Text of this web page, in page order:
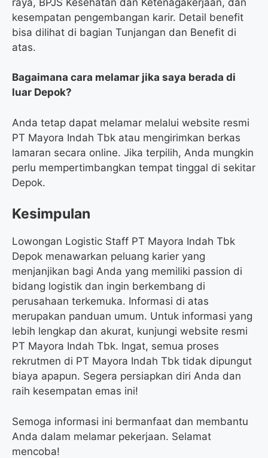
kesempatan pengembangan karir. Detail benefit
bisa dilihat di bagian Tunjangan dan Benefit di
atas.
Bagaimana cara melamar jika saya berada di
luar Depok?
Anda tetap dapat melamar melalui website resmi
PT Mayora Indah Tbk atau mengirimkan berkas
lamaran secara online. Jika terpilih, Anda mungkin
perlu mempertimbangkan tempat tinggal di sekitar
Depok.
Kesimpulan
Lowongan Logistic Staff PT Mayora Indah Tbk
Depok menawarkan peluang karier yang
menjanjikan bagi Anda yang memiliki passion di
bidang logistik dan ingin berkembang di
perusahaan terkemuka. Informasi di atas
merupakan panduan umum. Untuk informasi yang
lebih lengkap dan akurat, kunjungi website resmi
PT Mayora Indah Tbk. Ingat, semua proses
rekrutmen di PT Mayora Indah Tbk tidak dipungut
biaya apapun. Segera persiapkan diri Anda dan
raih kesempatan emas ini!
Semoga informasi ini bermanfaat dan membantu
Anda dalam melamar pekerjaan. Selamat
mencoba!